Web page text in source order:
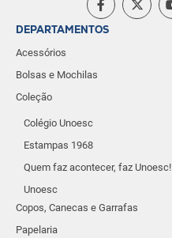
DEPARTAMENTOS
Acessórios
Bolsas e Mochilas
Coleção
Colégio Unoesc
Estampas 1968
Quem faz acontecer, faz Unoesc!
Unoesc
Copos, Canecas e Garrafas
Papelaria